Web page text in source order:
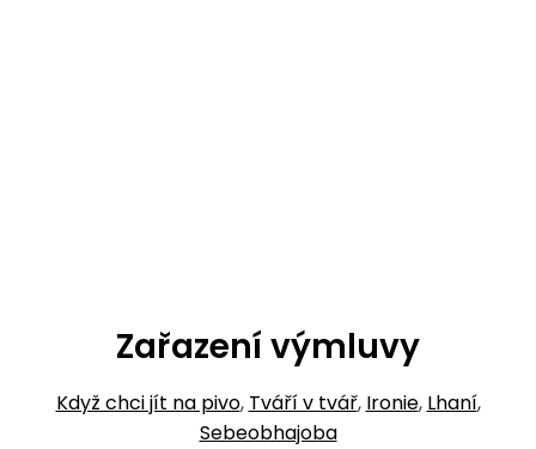
Zařazení výmluvy
Když chci jít na pivo, Tváří v tvář, Ironie, Lhaní,
Sebeobhajoba